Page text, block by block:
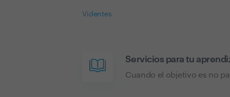
Videntes
Servicios para tu
Cuando el objetivo es no